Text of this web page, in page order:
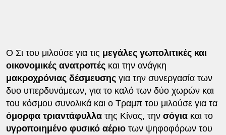
Ο Σι του μιλούσε για τις μεγάλες γωπολιτικές και
οικονομικές ανατροπέςκαι την ανάγκη
μακροχρόνιας δέσμευσηςγια την συνεργασία των
δυο υπερδυνάμεων, για το καλό των δύο χωρών και
του κόσμου συνολικά και ο Τραμπ του μιλούσε για τα
όμορφα τριαντάφυλλατης Κίνας, την σόγια και το
υγροποιημένο φυσικό αέριοτων ψηφοφόρων του